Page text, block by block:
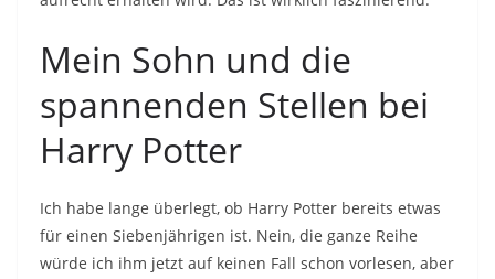
Mein Sohn und die
spannenden Stellen bei
Harry Potter
Ich habe lange überlegt, ob Harry Potter bereits etwas
für einen Siebenjährigen ist. Nein, die ganze Reihe
würde ich ihm jetzt auf keinen Fall schon vorlesen, aber